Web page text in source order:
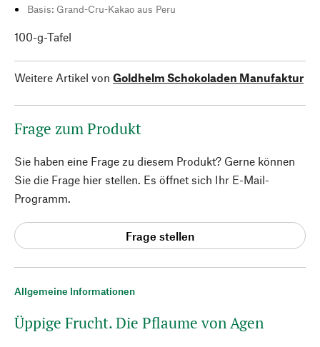
Allgemeine Informationen
Üppige Frucht. Die Pflaume von Agen
Basis: Grand-Cru-Kakao aus Peru
100-g-Tafel
Weitere Artikel von Goldhelm Schokoladen Manufaktur
Frage zum Produkt
Sie haben eine Frage zu diesem Produkt? Gerne können
Sie die Frage hier stellen. Es öffnet sich Ihr E-Mail-
Programm.
Frage stellen